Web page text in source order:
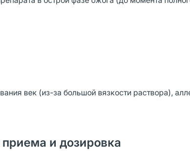
век (из-за большой вязкости раствора),
и дозировка